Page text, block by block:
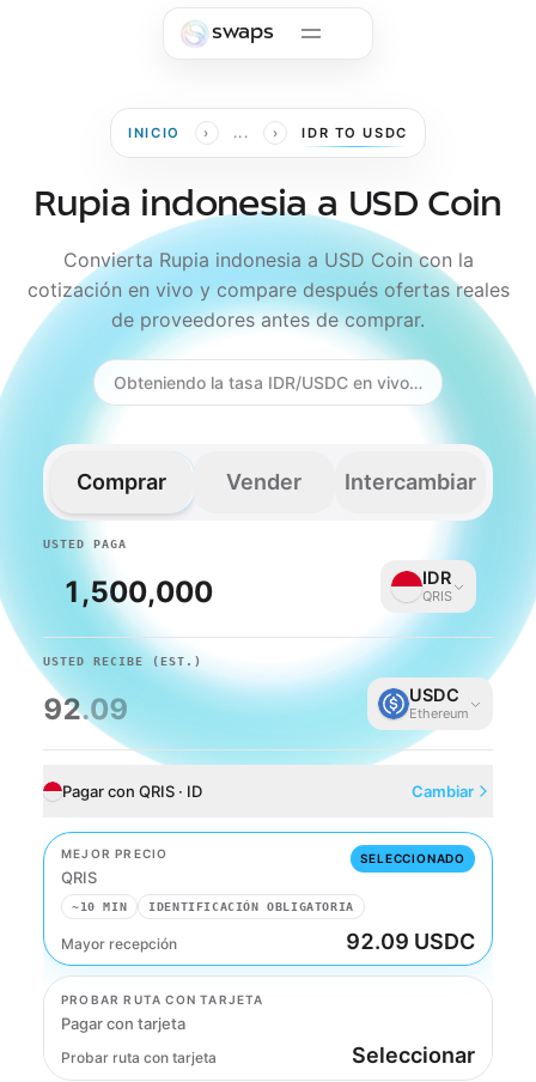
swaps
INICIO › ... › IDR TO USDC
Rupia indonesia a USD Coin
Convierta Rupia indonesia a USD Coin con la
cotización en vivo y compare después ofertas reales
de proveedores antes de comprar.
Obteniendo la tasa IDR/USDC en vivo…
Comprar Vender Intercambiar
USTED PAGA
IDR
QRIS
USTED RECIBE (EST.)
92.09 USDC
Ethereum
Pagar con QRIS · ID Cambiar
MEJOR PRECIO
QRIS
SELECCIONADO
~10 MIN IDENTIFICACIÓN OBLIGATORIA
Mayor recepción 92.09 USDC
QRIS
PROBAR RUTA CON TARJETA
Pagar con tarjeta
Probar ruta con tarjeta Seleccionar